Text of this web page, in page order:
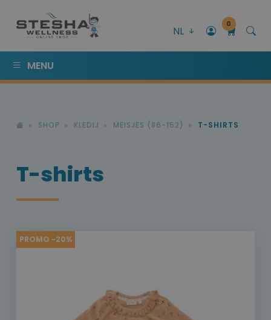
NL
0
MENU
SHOP KLEDIJ MEISJES (86-152) T-SHIRTS
T-shirts
PROMO -20%